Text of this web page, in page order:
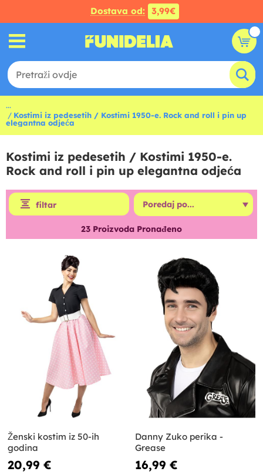
Dostava od: 3,99€
...
Kostimi iz pedesetih / Kostimi 1950-e. Rock and roll i pin up
elegantna odjeća
Kostimi iz pedesetih / Kostimi 1950-e.
Rock and roll i pin up elegantna odjeća
filtar
23 Proizvoda Pronađeno
Ženski kostim iz 50-ih
godina
20,99 €
Danny Zuko perika -
Grease
16,99 €